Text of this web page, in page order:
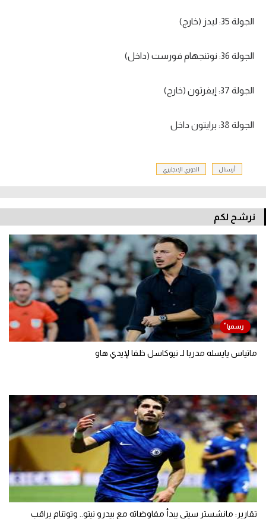
الجولة 35: ليدز (خارج)
الجولة 36: نوتنجهام فورست (داخل)
الجولة 37: إيفرتون (خارج)
الجولة 38: برايتون داخل
أرسنال الدوري الإنجليزي
نرشح لكم
ماتياس يايسله مدربا لـ نيوكاسل خلفا لإيدي هاو
تقارير: مانشستر سيتي يبدأ مفاوضاته مع بيدرو نيتو.. وتوتنام يراقب